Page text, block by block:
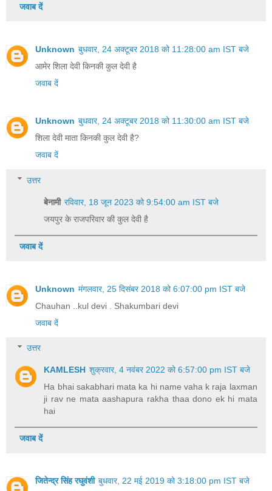
जवाब दें
Unknown बुधवार, 24 अक्टूबर 2018 को 11:28:00 am IST बजे
आमेर शिला देवी किनकी कुल देवी है
जवाब दें
Unknown बुधवार, 24 अक्टूबर 2018 को 11:30:00 am IST बजे
शिला देवी माता किनकी कुल देवी है?
जवाब दें
उत्तर
बेनामी रविवार, 18 जून 2023 को 9:54:00 am IST बजे
जयपुर के राजपरिवार की कुल देवी है
जवाब दें
Unknown मंगलवार, 25 दिसंबर 2018 को 6:07:00 pm IST बजे
Chauhan ..kul devi . Shakumbari devi
जवाब दें
उत्तर
KAMLESH शुक्रवार, 4 नवंबर 2022 को 6:57:00 pm IST बजे
Ha bhai sakabhari mata ka hi name vaha k raja laxman
ji rav ne mata aashapura rakha thaa dono ek hi mata
hai
जवाब दें
जितेन्द्र सिंह रघुवंशी बुधवार, 22 मई 2019 को 3:18:00 pm IST बजे